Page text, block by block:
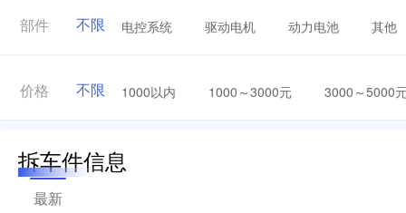
部件 不限 电控系统 驱动电机 动力电池 其他
价格 不限 1000以内 1000～3000元 3000～5000
拆车件信息
最新